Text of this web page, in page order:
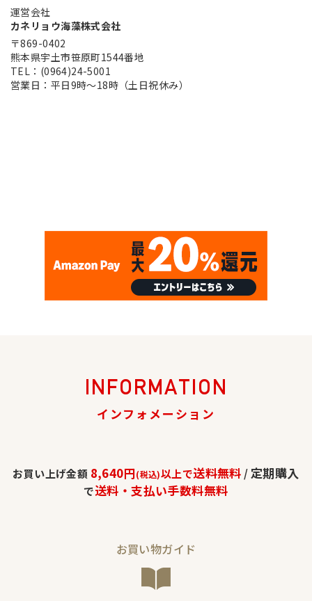
運営会社
カネリョウ海藻株式会社
〒869-0402
熊本県宇土市笹原町1544番地
TEL：(0964)24-5001
営業日：平日9時～18時（土日祝休み）
INFORMATION
インフォメーション
お買い上げ金額 8,640円(税込)以上で送料無料 /定期購入
で送料・支払い手数料無料
お買い物ガイド